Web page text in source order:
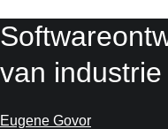
van industrie
Eugene Govor